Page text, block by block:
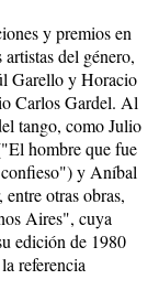
y premios en
del género,
Garello y Horacio
Carlos Gardel. Al
tango, como Julio
hombre que fue
y Aníbal
otras obras,
Aires", cuya
edición de 1980
referencia